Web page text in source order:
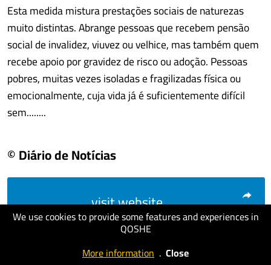
We use cookies to provide some features and experiences in
QOSHE
More information . Close
Esta medida mistura prestações sociais de naturezas
muito distintas. Abrange pessoas que recebem pensão
social de invalidez, viuvez ou velhice, mas também quem
recebe apoio por gravidez de risco ou adoção. Pessoas
pobres, muitas vezes isoladas e fragilizadas física ou
emocionalmente, cuja vida já é suficientemente difícil
sem........
© Diário de Notícias
visit website